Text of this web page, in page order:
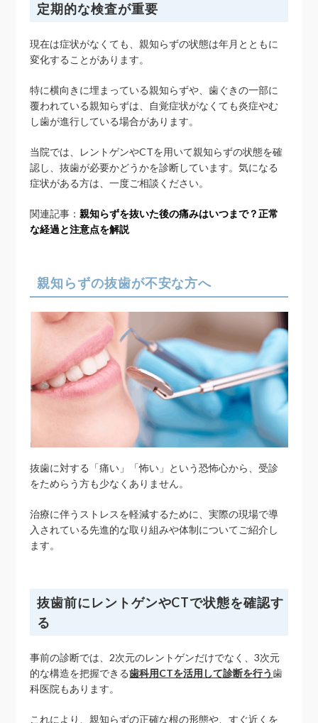
定期的な検査が重要
現在は症状がなくても、親知らずの状態は年月とともに
変化することがあります。
特に横向きに埋まっている親知らずや、歯ぐきの一部に
覆われている親知らずは、自覚症状がなくても炎症やむ
し歯が進行している場合があります。
当院では、レントゲンやCTを用いて親知らずの状態を確
認し、抜歯が必要かどうかを診断しています。気になる
症状がある方は、一度ご相談ください。
関連記事：親知らずを抜いた後の痛みはいつまで？正常
な経過と注意点を解説
親知らずの抜歯が不安な方へ
抜歯に対する「痛い」「怖い」という恐怖心から、受診
をためらう方も少なくありません。
治療に伴うストレスを軽減するために、実際の現場で導
入されている先進的な取り組みや体制についてご紹介し
ます。
抜歯前にレントゲンやCTで状態を確認す
る
事前の診断では、2次元のレントゲンだけでなく、3次元
的な構造を把握できる歯科用CTを活用して診断を行う歯
科医院もあります。
これにより、親知らずの正確な根の形態や、すぐ近くを